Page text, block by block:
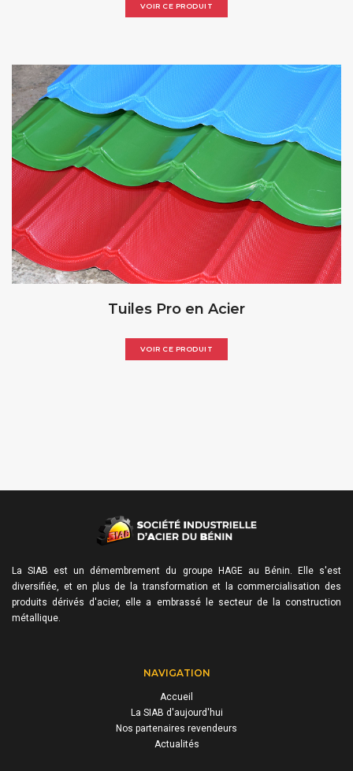
VOIR CE PRODUIT
Tuiles Pro en Acier
VOIR CE PRODUIT
La SIAB est un démembrement du groupe HAGE au Bénin. Elle s'est
diversifiée, et en plus de la transformation et la commercialisation des
produits dérivés d'acier, elle a embrassé le secteur de la construction
métallique.
NAVIGATION
Accueil
La SIAB d'aujourd'hui
Nos partenaires revendeurs
Actualités